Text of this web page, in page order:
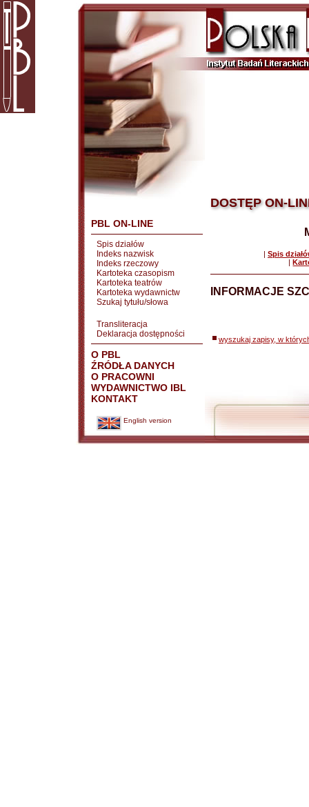
PBL ON-LINE
Spis działów
Indeks nazwisk
Indeks rzeczowy
Kartoteka czasopism
Kartoteka teatrów
Kartoteka wydawnictw
Szukaj tytułu/słowa
Transliteracja
Deklaracja dostępności
O PBL
ŹRÓDŁA DANYCH
O PRACOWNI
WYDAWNICTWO IBL
KONTAKT
English version
DOSTĘP ON-
| Spis
|
INFORMACJE
wyszukaj zapisy, w